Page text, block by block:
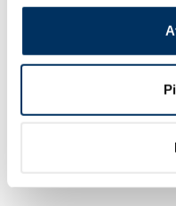
izmantošanai, lūdzu,